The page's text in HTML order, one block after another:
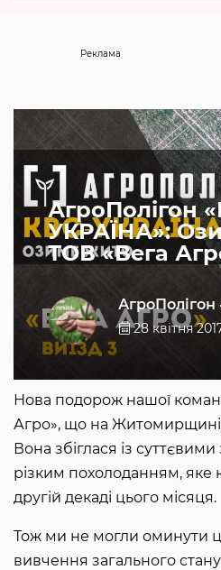
АгроПолігон
УКРАЇНА»:
ТОВ «Вега
28 квітня
Нова подорож нашої
Агро», що на Житомирщині,
Вона збіглася із
різким похолоданням, яке
другій декаді цього місяця.
Тож ми не могли оминути
вивчення загального
Реклама